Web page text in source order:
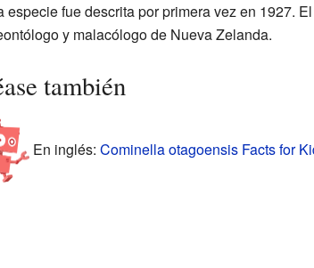
especie fue descrita por primera vez en 1927.
y malacólogo de Nueva Zelanda.
también
En inglés: Cominella otagoensis Facts for